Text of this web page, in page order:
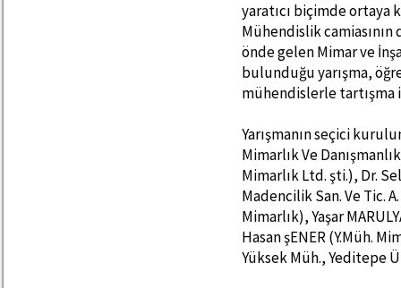
yaratıcı biçimde ortaya
Mühendislik
önde gelen Mimar ve
bulunduğu yarışma,
mühendislerle tartışma
Yarışmanın seçici
Mimarlık Ve
Mimarlık Ltd. şti.), Dr.
Madencilik San. Ve Tic.
Mimarlık), Yaşar
Hasan şENER (Y.Müh.
Yüksek Müh., Yeditepe